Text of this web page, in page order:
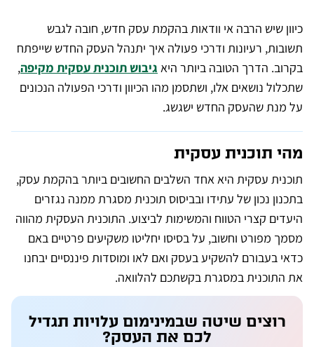
t
i
v
e
:
כיוון שיש הרבה אי וודאות בהקמת עסק חדש, חובה לגבש
תשובות, רעיונות ודרכי פעולה איך יתנהל העסק החדש שייפתח
בקרוב. הדרך הטובה ביותר היא גיבוש תוכנית עסקית מקיפה,
שתכלול נושאים אלו, ושתסמן מהו הכיוון ודרכי הפעולה הנכונים
על מנת שהעסק החדש ישגשג.
מהי תוכנית עסקית
תוכנית עסקית היא אחד השלבים החשובים ביותר בהקמת עסק,
בתכנון נכון של עתידו ובביסוס תוכנית מסגרת ממנה נגזרים
היעדים קצרי הטווח והמשימות לביצוע. התוכנית העסקית מהווה
מסמך מפורט וחשוב, על בסיסו יחליטו משקיעים פרטיים באם
כדאי בעבורם להשקיע בעסק ואם לאו ומוסדות פיננסיים יבחנו
את התוכנית במסגרת בקשתכם להלוואה.
רוצים שיטה שבמינימום עלויות תגדיל
לכם את העסק?